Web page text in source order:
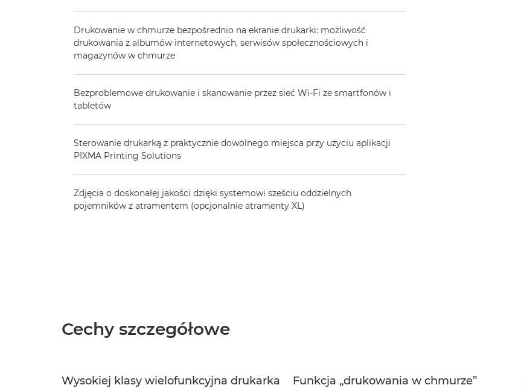
Drukowanie w chmurze bezpośrednio na ekranie drukarki: możliwość
drukowania z albumów internetowych, serwisów społecznościowych i
magazynów w chmurze
Bezproblemowe drukowanie i skanowanie przez sieć Wi-Fi ze smartfonów i
tabletów
Sterowanie drukarką z praktycznie dowolnego miejsca przy użyciu aplikacji
PIXMA Printing Solutions
Zdjęcia o doskonałej jakości dzięki systemowi sześciu oddzielnych
pojemników z atramentem (opcjonalnie atramenty XL)
Cechy szczegółowe
Wysokiej klasy wielofunkcyjna drukarka
Funkcja „drukowania w chmurze”